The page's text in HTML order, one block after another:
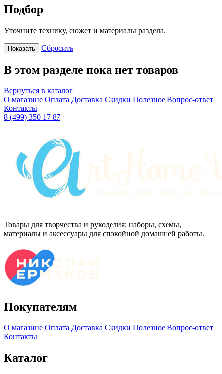
Подбор
Уточните технику, сюжет и материалы раздела.
Показать Сбросить
В этом разделе пока нет товаров
Вернуться в каталог
О магазине Оплата Доставка Скидки Полезное Вопрос-ответ
Контакты
8 (499) 350 17 87
Товары для творчества и рукоделия: наборы, схемы,
материалы и аксессуары для спокойной домашней работы.
Покупателям
О магазине Оплата Доставка Скидки Полезное Вопрос-ответ
Контакты
Каталог